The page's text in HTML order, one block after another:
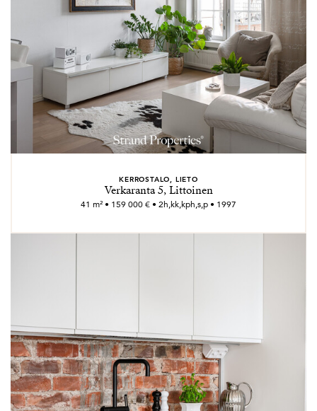
KERROSTALO, LIETO
Verkaranta 5, Littoinen
41 m² • 159 000 € • 2h,kk,kph,s,p • 1997